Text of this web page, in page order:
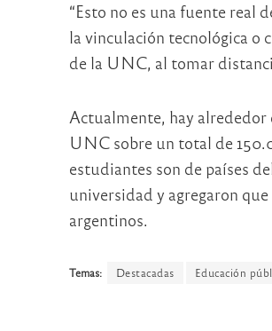
“Esto no es una fuente real
la vinculación tecnológica o
de la UNC, al tomar
Actualmente, hay alrededor
UNC sobre un total de
estudiantes son de países
universidad y agregaron
argentinos.
Temas: Destacadas Educación